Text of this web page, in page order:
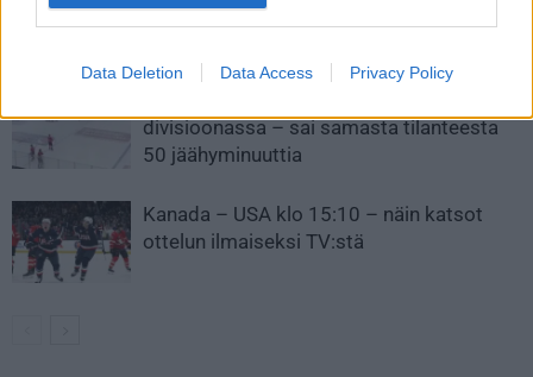
Data Deletion Data Access Privacy Policy
Aleksander Barkov tekee paluun
divisioonassa – sai samasta tilanteesta
50 jäähyminuuttia
Kanada – USA klo 15:10 – näin katsot
ottelun ilmaiseksi TV:stä